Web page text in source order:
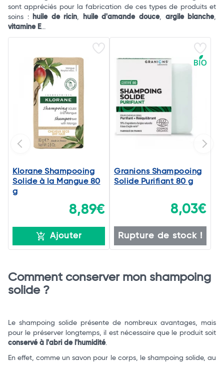
sont appréciés pour la fabrication de ces types de produits et
soins :
huile de ricin, huile d'amande douce, argile blanche,
vitamine E...
Klorane Shampooing
Solide à la Mangue 80
g
8,89€
Ajouter
Granions Shampooing
Solide Purifiant 80 g
8,03€
Rupture de stock !
Comment conserver mon shampoing
solide ?
Le shampoing solide présente de nombreux avantages, mais
pour le préserver longtemps, il est nécessaire que le produit soit
conservé à l'abri de l'humidité.
En effet, comme un savon pour le corps, le shampoing solide, au